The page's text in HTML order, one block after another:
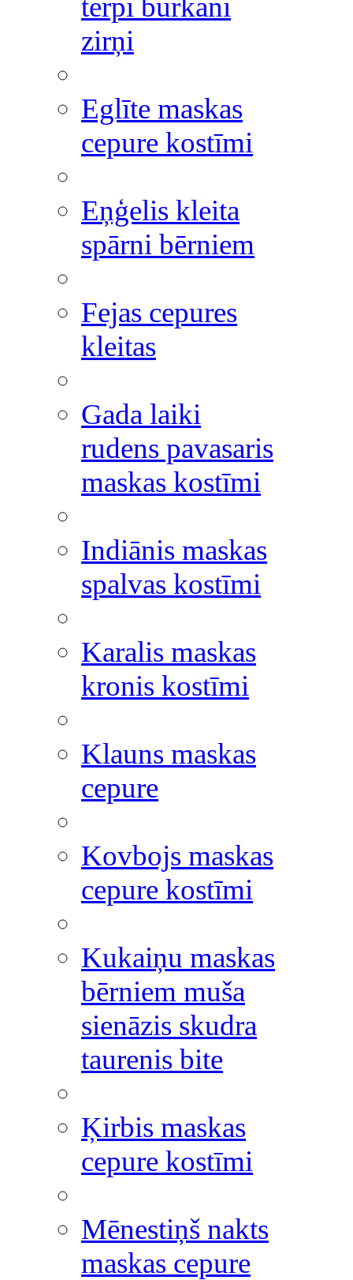
tērpi burkāni
zirņi
Eglīte maskas
cepure kostīmi
Eņģelis kleita
spārni bērniem
Fejas cepures
kleitas
Gada laiki
rudens pavasaris
maskas kostīmi
Indiānis maskas
spalvas kostīmi
Karalis maskas
kronis kostīmi
Klauns maskas
cepure
Kovbojs maskas
cepure kostīmi
Kukaiņu maskas
bērniem muša
sienāzis skudra
taurenis bite
Ķirbis maskas
cepure kostīmi
Mēnestiņš nakts
maskas cepure